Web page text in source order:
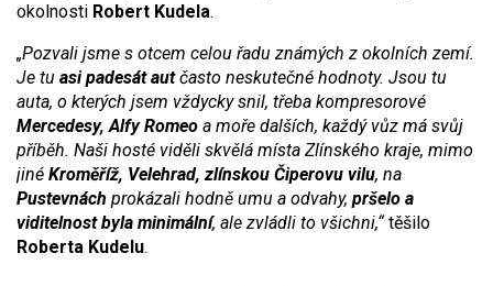
okolnosti Robert Kudela.
„Pozvali jsme s otcem celou řadu známých z okolních zemí.
Je tu asi padesát autčasto neskutečné hodnoty. Jsou tu
auta, o kterých jsem vždycky snil, třeba kompresorové
Mercedesy, Alfy Romeo a moře dalších, každý vůz má svůj
příběh. Naši hosté viděli skvělá místa Zlínského kraje, mimo
jiné Kroměříž, Velehrad, zlínskou Čiperovu vilu, na
Pustevnách prokázali hodně umu a odvahy, pršelo a
viditelnost byla minimální, ale zvládli to všichni,“těšilo
Roberta Kudelu.